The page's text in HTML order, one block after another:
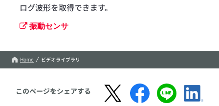
ログ波形を取得できます。
振動センサ
Home ビデオライブラリ
このページをシェアする